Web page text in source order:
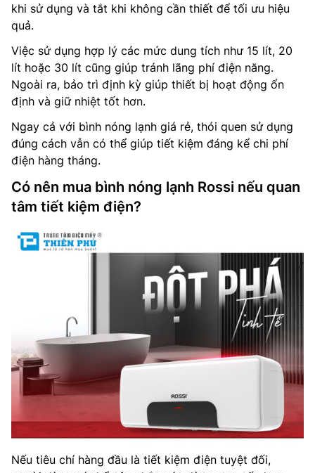
khi sử dụng và tắt khi không cần thiết để tối ưu hiệu
quả.
Việc sử dụng hợp lý các mức dung tích như 15 lít, 20
lít hoặc 30 lít cũng giúp tránh lãng phí điện năng.
Ngoài ra, bảo trì định kỳ giúp thiết bị hoạt động ổn
định và giữ nhiệt tốt hơn.
Ngay cả với bình nóng lạnh giá rẻ, thói quen sử dụng
đúng cách vẫn có thể giúp tiết kiệm đáng kể chi phí
điện hàng tháng.
Có nên mua bình nóng lạnh Rossi nếu quan
tâm tiết kiệm điện?
Nếu tiêu chí hàng đầu là tiết kiệm điện tuyệt đối,